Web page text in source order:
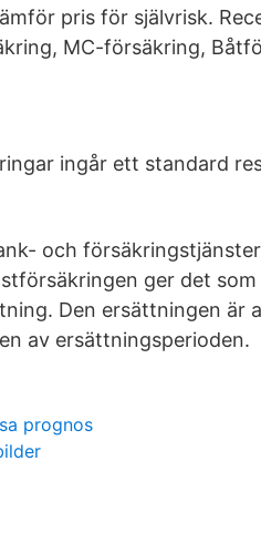
pris för självrisk.
MC-försäkring,
ingår ett standard
och
ger det som
Den ersättningen är
av ersättningsperioden.
prognos